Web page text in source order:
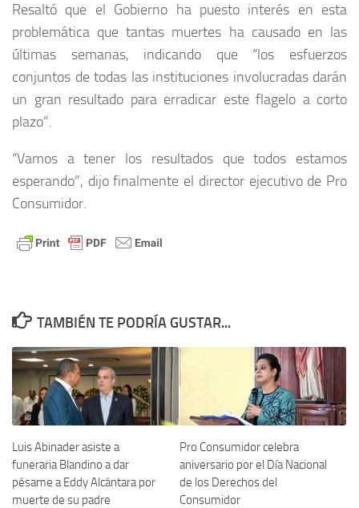
Resaltó que el Gobierno ha puesto interés en esta
problemática que tantas muertes ha causado en las
últimas semanas, indicando que “los esfuerzos
conjuntos de todas las instituciones involucradas darán
un gran resultado para erradicar este flagelo a corto
plazo”.
“Vamos a tener los resultados que todos estamos
esperando”, dijo finalmente el director ejecutivo de Pro
Consumidor.
TAMBIÉN TE PODRÍA GUSTAR...
Luis Abinader asiste a
funeraria Blandino a dar
pésame a Eddy Alcántara por
muerte de su padre
Pro Consumidor celebra
aniversario por el Día Nacional
de los Derechos del
Consumidor